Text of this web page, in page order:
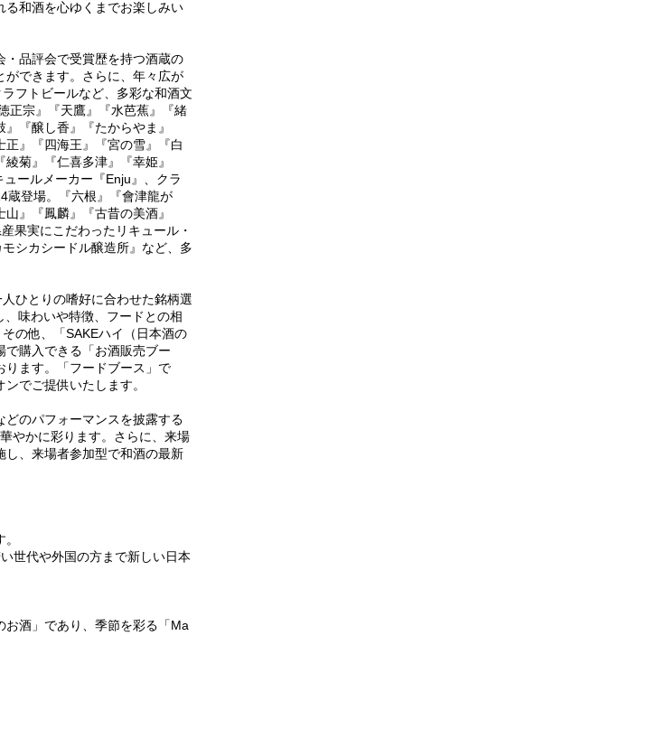
和酒を心ゆくまでお楽しみい
品評会で受賞歴を持つ酒蔵の
ができます。さらに、年々広が
フトビールなど、多彩な和酒文
正宗』『天鷹』『水芭蕉』『緒
『醸し香』『たからやま』
正』『四海王』『宮の雪』『白
菊』『仁喜多津』『幸姫』
ールメーカー『Enju』、クラ
蔵登場。『六根』『會津龍が
』『鳳麟』『古昔の美酒』
果実にこだわったリキュール・
シカシードル醸造所』など、多
ひとりの嗜好に合わせた銘柄選
味わいや特徴、フードとの相
の他、「SAKEハイ（日本酒の
購入できる「お酒販売ブー
ります。「フードブース」で
でご提供いたします。
のパフォーマンスを披露する
やかに彩ります。さらに、来場
、来場者参加型で和酒の最新
世代や外国の方まで新しい日本
お酒」であり、季節を彩る「Ma